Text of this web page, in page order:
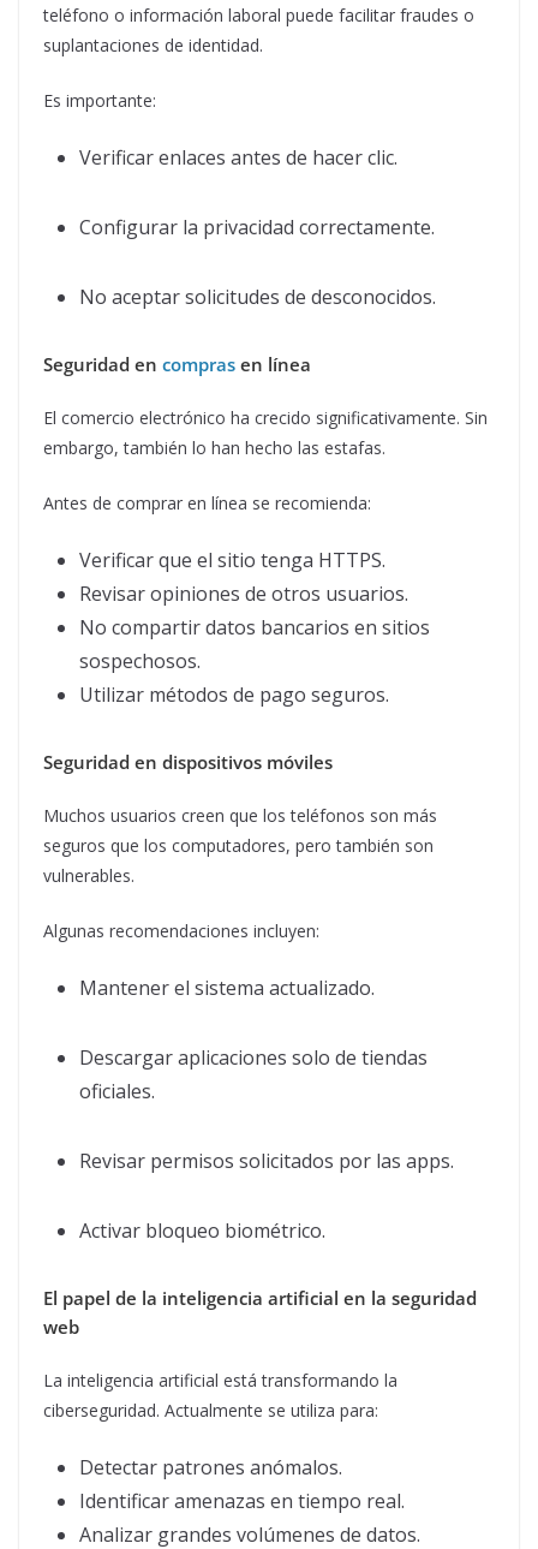
teléfono o información laboral puede facilitar fraudes o
suplantaciones de identidad.
Es importante:
Verificar enlaces antes de hacer clic.
Configurar la privacidad correctamente.
No aceptar solicitudes de desconocidos.
Seguridad en compras en línea
El comercio electrónico ha crecido significativamente. Sin
embargo, también lo han hecho las estafas.
Antes de comprar en línea se recomienda:
Verificar que el sitio tenga HTTPS.
Revisar opiniones de otros usuarios.
No compartir datos bancarios en sitios
sospechosos.
Utilizar métodos de pago seguros.
Seguridad en dispositivos móviles
Muchos usuarios creen que los teléfonos son más
seguros que los computadores, pero también son
vulnerables.
Algunas recomendaciones incluyen:
Mantener el sistema actualizado.
Descargar aplicaciones solo de tiendas
oficiales.
Revisar permisos solicitados por las apps.
Activar bloqueo biométrico.
El papel de la inteligencia artificial en la seguridad
web
La inteligencia artificial está transformando la
ciberseguridad. Actualmente se utiliza para:
Detectar patrones anómalos.
Identificar amenazas en tiempo real.
Analizar grandes volúmenes de datos.